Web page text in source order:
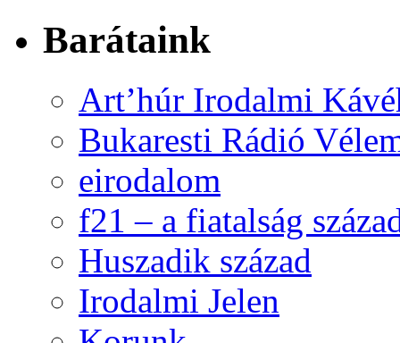
Barátaink
Art’húr Irodalmi
Bukaresti Rádió
eirodalom
f21 – a fiatalság
Huszadik század
Irodalmi Jelen